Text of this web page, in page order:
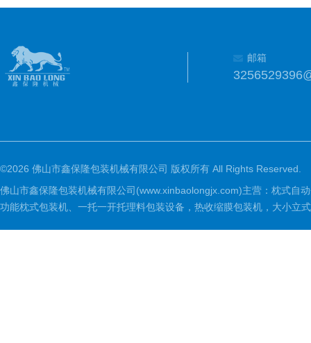
邮箱
©2026 佛山市鑫保隆包装机械有限公司 版权所有 All Rights Reserved.
佛山市鑫保隆包装机械有限公司(www.xinbaolongjx.com)主营：枕式自
功能枕式包装机、一托一开托理料包装设备，热收缩膜包装机，大小立